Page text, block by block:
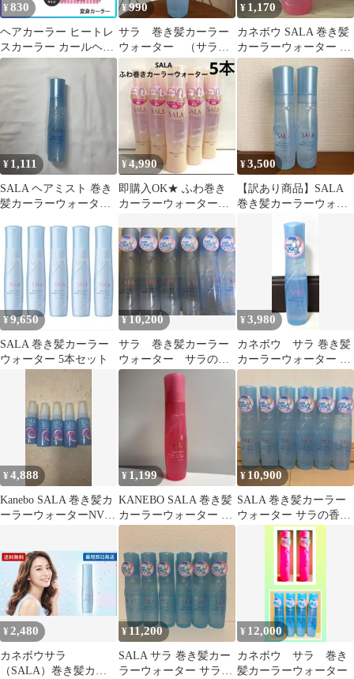
¥ 830
ヘアカーラー ヒートレ
スカーラー カールヘア
カーラー Sサイズ Mサ
イズ 細目 スポンジタイ
プ ボリュームアップ ア
レンジヘア 髪の毛 巻き
髪 ウェーブ ヘアアレン
ジ 変身カーラー 睡眠時
就寝中 ヘアケア 定形外
郵便発送 【KP】
【△】/ヘンシンカーラ
ー
¥990
サラ 巻き髪カーラー
ウォーター （サラの
香り） カネボウ
¥ 1,170
カネボウ SALA 巻き髪
カーラーウォーター ス
ウィートローズの香り
¥ 1,111
SALA ヘアミスト 巻き
髪カーラーウォーター
¥4,990
即購入OK★ ふわ巻き
カーラーウォーター 5
¥3,500
【訳あり商品】SALA
巻き髪カーラーウォー
¥9,650
SALA 巻き髪カーラー
ウォーター 5本セット
¥10,200
サラ 巻き髪カーラー
ウォーター サラの香
り 6本セット
¥3,980
カネボウ サラ 巻き髪
カーラーウォーター サ
ラの香り160ml
¥4,888
Kanebo SALA 巻き髪カ
ーラーウォーターNV
¥ 1,199
KANEBO SALA 巻き髪
カーラーウォーター ヘ
アスプレー
¥ 10,900
SALA 巻き髪カーラー
ウォーター サラの香り
6本セット
¥ 2,480
カネボウサラ
（SALA）巻き髪カラ
¥11,200
SALA サラ 巻き髪カー
ラーウォーター サラの
¥ 12,000
カネボウ サラ 巻き
髪カーラーウォーター